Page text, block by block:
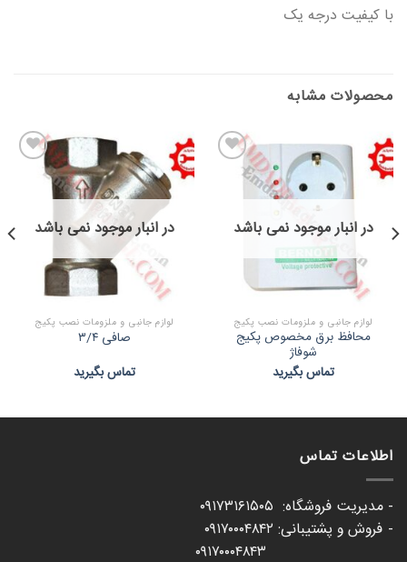
با کیفیت درجه یک
محصولات مشابه
در انبار موجود نمی باشد
لوازم جانبی و ملزومات نصب پکیج
محافظ برق مخصوص پکیج
شوفاژ
تماس بگیرید
در انبار موجود نمی باشد
لوازم جانبی و ملزومات نصب پکیج
صافی ۳/۴
تماس بگیرید
اطلاعات تماس
- مدیریت فروشگاه: ۰۹۱۷۳۱۶۱۵۰۵
- فروش و پشتیبانی: ۰۹۱۷۰۰۰۴۸۴۲